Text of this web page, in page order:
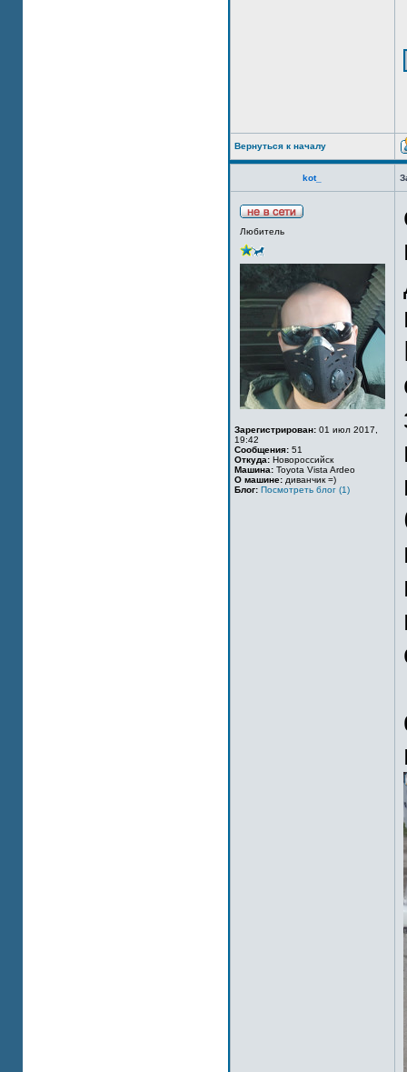
Вернуться к началу
kot_
Любитель
Зарегистрирован: 01 июл 2017,
19:42
Сообщения: 51
Откуда: Новороссийск
Машина: Toyota Vista Ardeo
О машине: диванчик =)
Блог: Посмотреть блог (1)